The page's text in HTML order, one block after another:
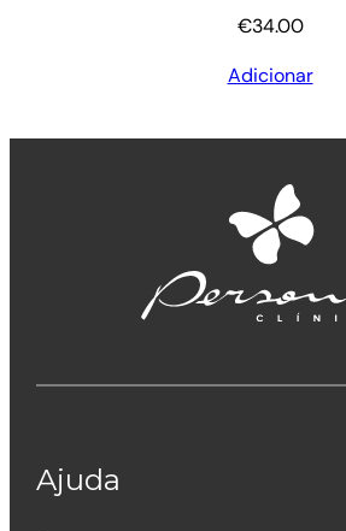
€34.00
Adicionar
Ajuda